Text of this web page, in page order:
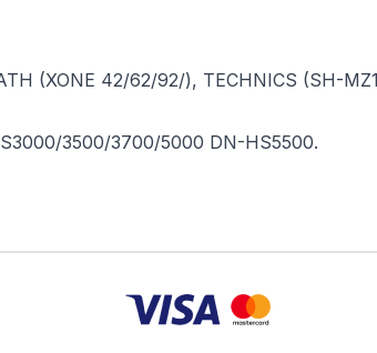
(XONE 42/62/92/), TECHNICS (SH-
3500/3700/5000 DN-HS5500.